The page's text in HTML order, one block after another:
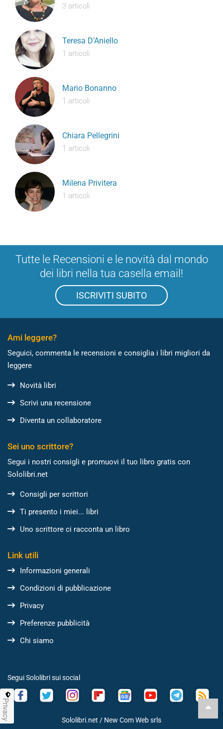
3 articoli
Teresa D’Aniello
1 articoli
Mario Bonanno
1 articoli
Chiara Pellegrini
1 articoli
Milena Privitera
1 articoli
Tutte le Recensioni e le novità dal mondo
dei libri nella tua casella email!
ISCRIVITI SUBITO
Ami leggere?
Seguici, commenta le recensioni e consiglia i libri migliori da
leggere
Novità libri
Scrivi una recensione
Diventa un collaboratore
Sei uno scrittore?
Segui i nostri consigli e promuovi il tuo libro gratis con
Sololibri.net
Consigli per scrittori
Ti presento i miei... libri
Uno scrittore ci racconta un libro
Link utili
Informazioni generali
Condizioni di pubblicazione
Privacy
Preferenze pubblicità
Chi siamo
Segui Sololibri sui social
Sololibri.net / New Com Web srls
Privacy